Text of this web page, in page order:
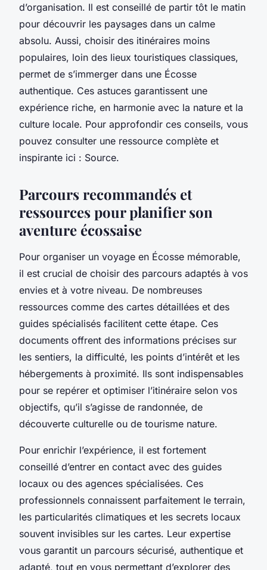
d’organisation. Il est conseillé de partir tôt le matin
pour découvrir les paysages dans un calme
absolu. Aussi, choisir des itinéraires moins
populaires, loin des lieux touristiques classiques,
permet de s’immerger dans une Écosse
authentique. Ces astuces garantissent une
expérience riche, en harmonie avec la nature et la
culture locale. Pour approfondir ces conseils, vous
pouvez consulter une ressource complète et
inspirante ici : Source.
Parcours recommandés et
ressources pour planifier son
aventure écossaise
Pour organiser un voyage en Écosse mémorable,
il est crucial de choisir des parcours adaptés à vos
envies et à votre niveau. De nombreuses
ressources comme des cartes détaillées et des
guides spécialisés facilitent cette étape. Ces
documents offrent des informations précises sur
les sentiers, la difficulté, les points d’intérêt et les
hébergements à proximité. Ils sont indispensables
pour se repérer et optimiser l’itinéraire selon vos
objectifs, qu’il s’agisse de randonnée, de
découverte culturelle ou de tourisme nature.
Pour enrichir l’expérience, il est fortement
conseillé d’entrer en contact avec des guides
locaux ou des agences spécialisées. Ces
professionnels connaissent parfaitement le terrain,
les particularités climatiques et les secrets locaux
souvent invisibles sur les cartes. Leur expertise
vous garantit un parcours sécurisé, authentique et
adapté, tout en vous permettant d’explorer des